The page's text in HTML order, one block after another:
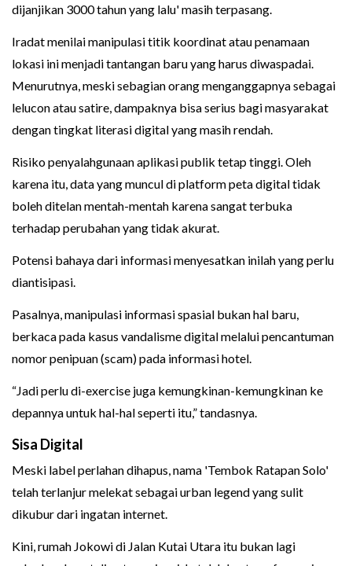
dijanjikan 3000 tahun yang lalu' masih terpasang.
Iradat menilai manipulasi titik koordinat atau penamaan
lokasi ini menjadi tantangan baru yang harus diwaspadai.
Menurutnya, meski sebagian orang menganggapnya sebagai
lelucon atau satire, dampaknya bisa serius bagi masyarakat
dengan tingkat literasi digital yang masih rendah.
Risiko penyalahgunaan aplikasi publik tetap tinggi. Oleh
karena itu, data yang muncul di platform peta digital tidak
boleh ditelan mentah-mentah karena sangat terbuka
terhadap perubahan yang tidak akurat.
Potensi bahaya dari informasi menyesatkan inilah yang perlu
diantisipasi.
Pasalnya, manipulasi informasi spasial bukan hal baru,
berkaca pada kasus vandalisme digital melalui pencantuman
nomor penipuan (scam) pada informasi hotel.
“Jadi perlu di-exercise juga kemungkinan-kemungkinan ke
depannya untuk hal-hal seperti itu,” tandasnya.
Sisa Digital
Meski label perlahan dihapus, nama 'Tembok Ratapan Solo'
telah terlanjur melekat sebagai urban legend yang sulit
dikubur dari ingatan internet.
Kini, rumah Jokowi di Jalan Kutai Utara itu bukan lagi